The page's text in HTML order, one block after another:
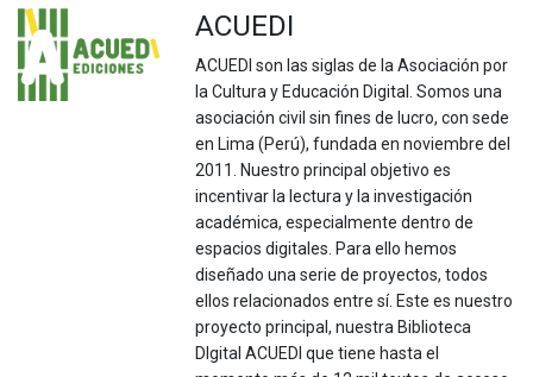
ACUEDI
ACUEDI son las siglas de la Asociación por
la Cultura y Educación Digital. Somos una
asociación civil sin fines de lucro, con sede
en Lima (Perú), fundada en noviembre del
2011. Nuestro principal objetivo es
incentivar la lectura y la investigación
académica, especialmente dentro de
espacios digitales. Para ello hemos
diseñado una serie de proyectos, todos
ellos relacionados entre sí. Este es nuestro
proyecto principal, nuestra Biblioteca
DIgital ACUEDI que tiene hasta el